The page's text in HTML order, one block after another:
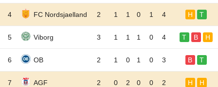
4 FC Nordsjaelland 2 1 1 0 1 4 H T
5 Viborg 3 1 1 1 0 4 T B H
6 OB 2 1 0 1 0 3 B T
7 AGF 2 0 2 0 0 2 H H